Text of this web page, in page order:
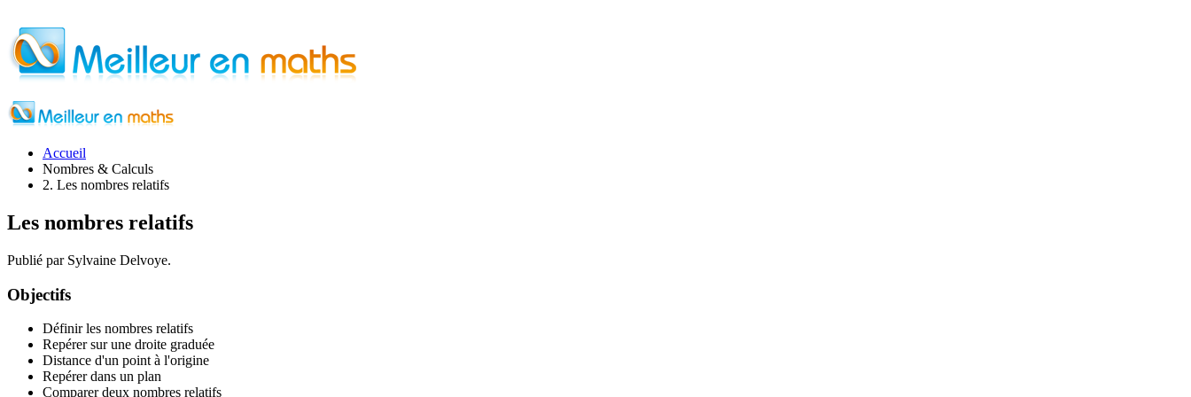
Accueil
Nombres & Calculs
2. Les nombres relatifs
Les nombres relatifs
Publié par Sylvaine Delvoye.
Objectifs
Définir les nombres relatifs
Repérer sur une droite graduée
Distance d'un point à l'origine
Repérer dans un plan
Comparer deux nombres relatifs